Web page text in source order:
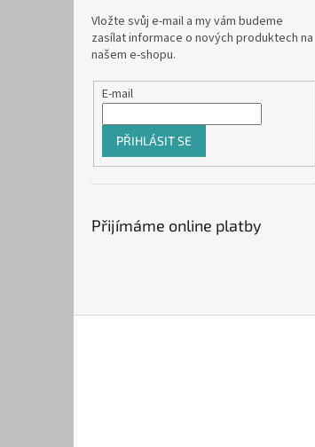
Vložte svůj e-mail a my vám budeme
zasílat informace o nových produktech na
našem e-shopu.
E-mail
PŘIHLÁSIT SE
Přijímáme online platby